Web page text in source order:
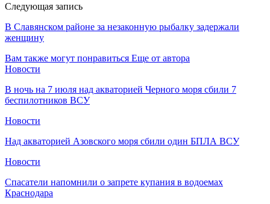
Следующая запись
В Славянском районе за незаконную рыбалку задержали
женщину
Вам также могут понравиться Еще от автора
Новости
В ночь на 7 июля над акваторией Черного моря сбили 7
беспилотников ВСУ
Новости
Над акваторией Азовского моря сбили один БПЛА ВСУ
Новости
Спасатели напомнили о запрете купания в водоемах
Краснодара